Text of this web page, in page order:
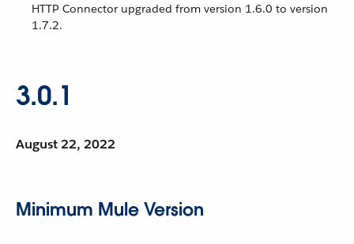
HTTP Connector upgraded from version 1.6.0 to version
1.7.2.
3.0.1
August 22, 2022
Minimum Mule Version